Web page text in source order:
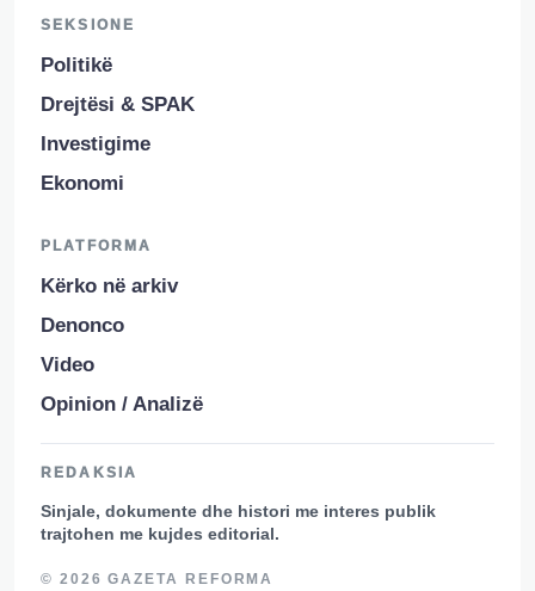
SEKSIONE
Politikë
Drejtësi & SPAK
Investigime
Ekonomi
PLATFORMA
Kërko në arkiv
Denonco
Video
Opinion / Analizë
REDAKSIA
Sinjale, dokumente dhe histori me interes publik
trajtohen me kujdes editorial.
© 2026 GAZETA REFORMA